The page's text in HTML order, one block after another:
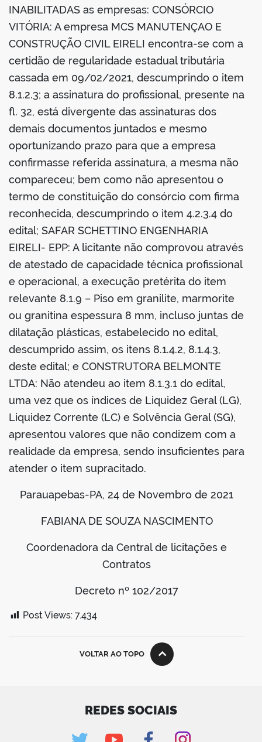
INABILITADAS as empresas: CONSÓRCIO
VITÓRIA: A empresa MCS MANUTENÇAO E
CONSTRUÇÃO CIVIL EIRELI encontra-se com a
certidão de regularidade estadual tributária
cassada em 09/02/2021, descumprindo o item
8.1.2.3; a assinatura do profissional, presente na
fl. 32, está divergente das assinaturas dos
demais documentos juntados e mesmo
oportunizando prazo para que a empresa
confirmasse referida assinatura, a mesma não
compareceu; bem como não apresentou o
termo de constituição do consórcio com firma
reconhecida, descumprindo o item 4.2.3.4 do
edital; SAFAR SCHETTINO ENGENHARIA
EIRELI- EPP: A licitante não comprovou através
de atestado de capacidade técnica profissional
e operacional, a execução pretérita do item
relevante 8.1.9 – Piso em granilite, marmorite
ou granitina espessura 8 mm, incluso juntas de
dilatação plásticas, estabelecido no edital,
descumprido assim, os itens 8.1.4.2, 8.1.4.3,
deste edital; e CONSTRUTORA BELMONTE
LTDA: Não atendeu ao item 8.1.3.1 do edital,
uma vez que os índices de Liquidez Geral (LG),
Liquidez Corrente (LC) e Solvência Geral (SG),
apresentou valores que não condizem com a
realidade da empresa, sendo insuficientes para
atender o item supracitado.
Parauapebas-PA, 24 de Novembro de 2021
FABIANA DE SOUZA NASCIMENTO
Coordenadora da Central de licitações e
Contratos
Decreto nº 102/2017
Post Views: 7.434
VOLTAR AO TOPO
REDES SOCIAIS